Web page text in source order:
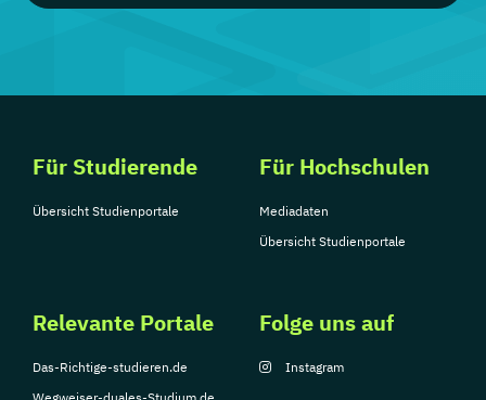
Für Studierende
Übersicht Studienportale
Für Hochschulen
Mediadaten
Übersicht Studienportale
Relevante Portale
Das-Richtige-studieren.de
Folge uns auf
Instagram